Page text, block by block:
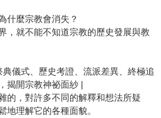
什麼宗教會消失？
，就不能不知道宗教的歷史發展與教
儀式、歷史考證、流派差異、終極追
開宗教神祕面紗 |
的，對許多不同的解釋和想法所疑
地理解它的各種面貌。